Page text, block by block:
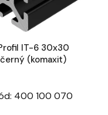
IT-6 30x30
černý (komaxit)
400 100 070